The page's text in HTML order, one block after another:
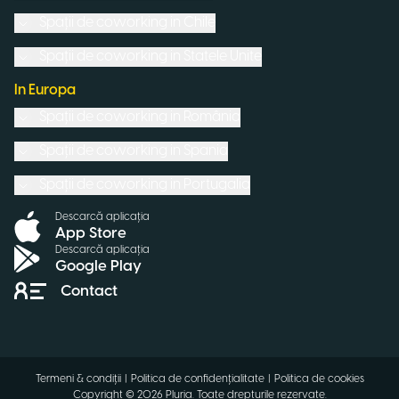
In Europa
Descarcă aplicația
App Store
Descarcă aplicația
Google Play
Contact
Copyright © 2026 Pluria. Toate drepturile rezervate.
Termeni & condiții Politica de confidențialitate Politica de cookies